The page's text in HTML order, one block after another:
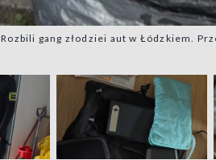
Rozbili gang złodziei aut w Łódzkiem.